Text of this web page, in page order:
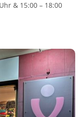
& 15:00 – 18:00